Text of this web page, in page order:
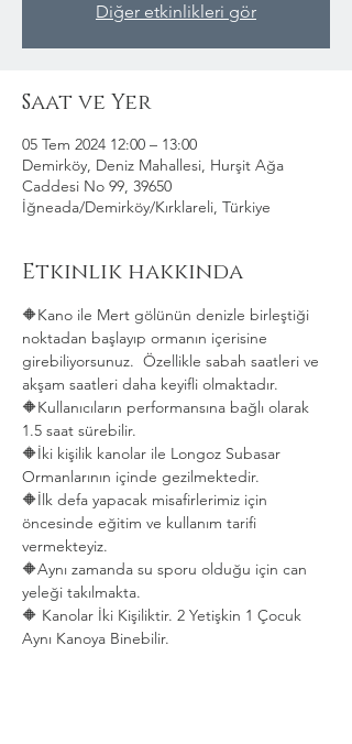
Diğer etkinlikleri gör
Saat ve Yer
05 Tem 2024 12:00 – 13:00
Demirköy, Deniz Mahallesi, Hurşit Ağa
Caddesi No 99, 39650
İğneada/Demirköy/Kırklareli, Türkiye
Etkinlik hakkında
🔶Kano ile Mert gölünün denizle birleştiği
noktadan başlayıp ormanın içerisine
girebiliyorsunuz.  Özellikle sabah saatleri ve
akşam saatleri daha keyifli olmaktadır.
🔶Kullanıcıların performansına bağlı olarak
1.5 saat sürebilir.
🔶İki kişilik kanolar ile Longoz Subasar
Ormanlarının içinde gezilmektedir.
🔶İlk defa yapacak misafirlerimiz için
öncesinde eğitim ve kullanım tarifi
vermekteyiz.
🔶Aynı zamanda su sporu olduğu için can
yeleği takılmakta.
🔶 Kanolar İki Kişiliktir. 2 Yetişkin 1 Çocuk
Aynı Kanoya Binebilir.